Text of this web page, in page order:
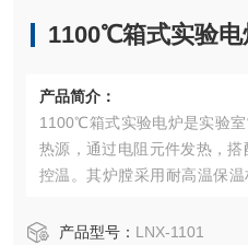
1100℃箱式实验电
产品简介：
1100℃箱式实验电炉是实验
热源，通过电阻元件发热，
控温。其炉膛采用耐高温保温
业研发的核心设备。
产品型号： LNX-1101